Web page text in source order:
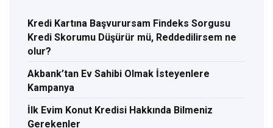
Kredi Kartına Başvurursam Findeks Sorgusu
Kredi Skorumu Düşürür mü, Reddedilirsem ne
olur?
Akbank’tan Ev Sahibi Olmak İsteyenlere
Kampanya
İlk Evim Konut Kredisi Hakkında Bilmeniz
Gerekenler